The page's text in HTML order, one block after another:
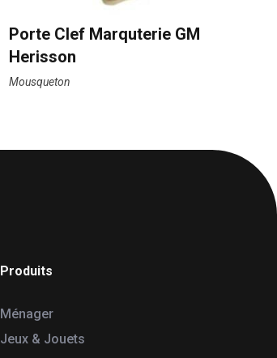
Porte Clef Marquterie GM
Herisson
Mousqueton
Produits
Ménager
Jeux & Jouets